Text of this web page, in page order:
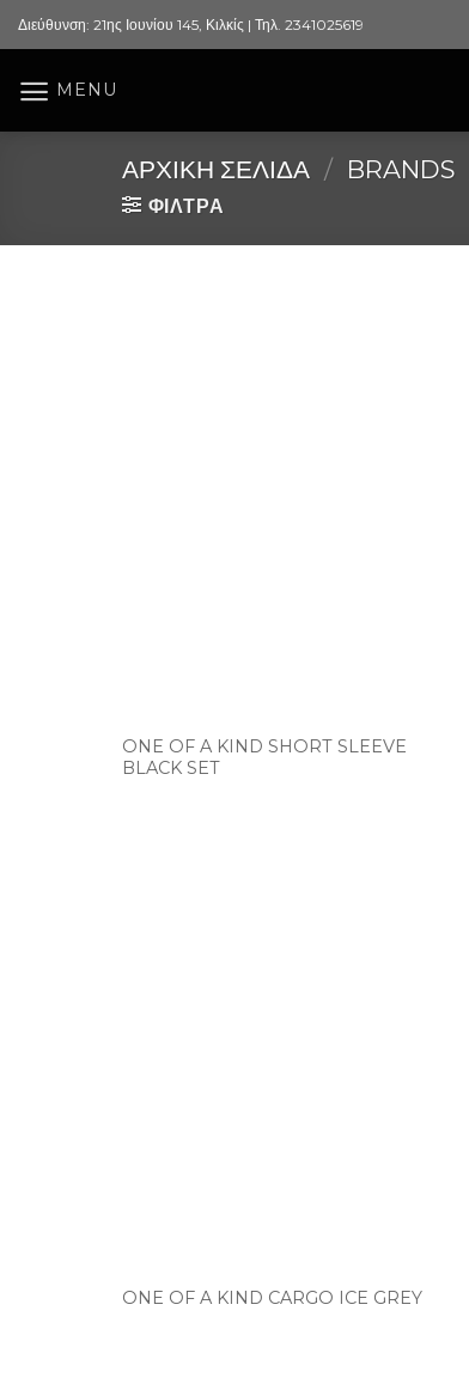
Skip
to
Διεύθυνση: 21ης Ιουνίου 145, Κιλκίς | Τηλ. 2341025619
MENU
ΑΡΧΙΚΉ ΣΕΛΊΔΑ / BRANDS
ΦΙΛΤΡΑ
ONE OF A KIND SHORT SLEEVE
BLACK SET
ONE OF A KIND CARGO ICE GREY